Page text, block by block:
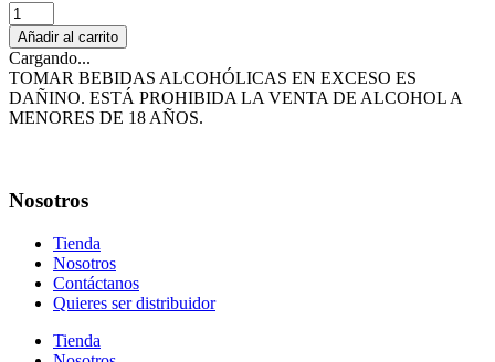
MIRO
ROSSO
cantidad
Añadir al carrito
Cargando...
TOMAR BEBIDAS ALCOHÓLICAS EN EXCESO ES
DAÑINO. ESTÁ PROHIBIDA LA VENTA DE ALCOHOL A
MENORES DE 18 AÑOS.
Nosotros
Tienda
Nosotros
Contáctanos
Quieres ser distribuidor
Tienda